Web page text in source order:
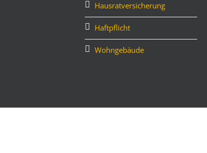
Hausratversicherung
Haftpflicht
Wohngebäude